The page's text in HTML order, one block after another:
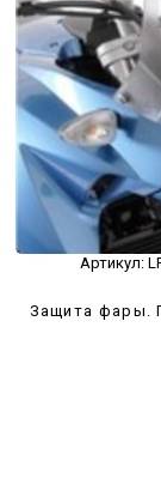
Артикул:
Защита фары.